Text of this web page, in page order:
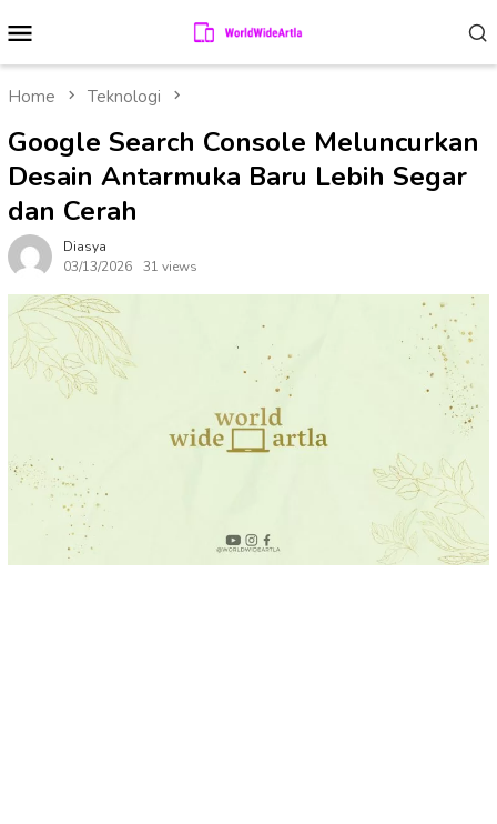
to
contentMenu
Home Teknologi
Google Search Console Meluncurkan
Desain Antarmuka Baru Lebih Segar
dan Cerah
Diasya
03/13/2026
31 views